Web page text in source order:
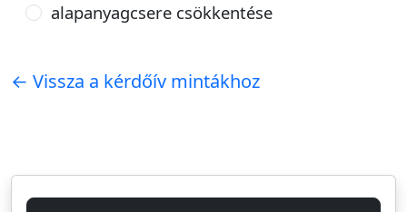
alapanyagcsere csökkentése
← Vissza a kérdőív mintákhoz